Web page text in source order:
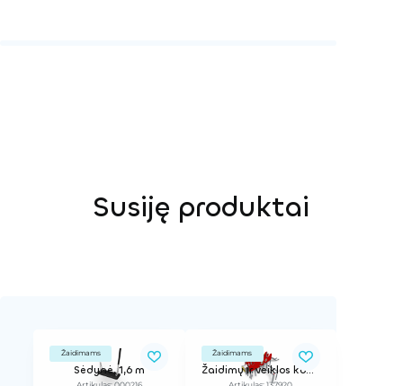
Susiję produktai
Žaidimams
Sėdynė, 1,6 m
Žaidimams
Žaidimų ir veiklos kompleksas